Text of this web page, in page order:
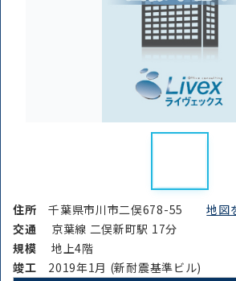
住所千葉県市川市二俣678-55地図
交通
京葉線 二俣新町駅 17分
規模
地上4階
竣⼯ 2019年1月 (新耐震基準ビル)